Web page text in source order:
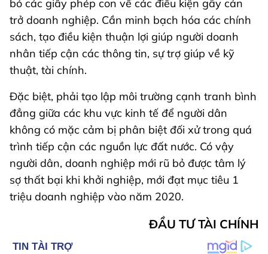
bỏ các giấy phép con về các điều kiện gây cản
trở doanh nghiệp. Cần minh bạch hóa các chính
sách, tạo điều kiện thuận lợi giúp người doanh
nhân tiếp cận các thông tin, sự trợ giúp về kỹ
thuật, tài chính.
Đặc biệt, phải tạo lập môi trường cạnh tranh bình
đẳng giữa các khu vực kinh tế để người dân
không có mặc cảm bị phân biệt đối xử trong quá
trình tiếp cận các nguồn lực đất nước. Có vậy
người dân, doanh nghiệp mới rũ bỏ được tâm lý
sợ thất bại khi khởi nghiệp, mới đạt mục tiêu 1
triệu doanh nghiệp vào năm 2020.
ĐẦU TƯ TÀI CHÍNH